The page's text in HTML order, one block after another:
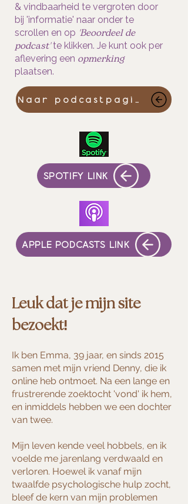
& vindbaarheid te vergroten door
bij 'informatie' naar onder te
scrollen en op 'Beoordeel de
podcast'te klikken. Je kunt ook per
aflevering een opmerking
plaatsen.
Naar podcastpagina
SPOTIFY LINK
APPLE PODCASTS LINK
Leuk dat je mijn site
bezoekt!
Ik ben Emma, 39 jaar, en sinds 2015
samen met mijn vriend Denny, die ik
online heb ontmoet. Na een lange en
frustrerende zoektocht 'vond' ik hem,
en inmiddels hebben we een dochter
van twee.
Mijn leven kende veel hobbels, en ik
voelde me jarenlang verdwaald en
verloren. Hoewel ik vanaf mijn
twaalfde psychologische hulp zocht,
bleef de kern van mijn problemen